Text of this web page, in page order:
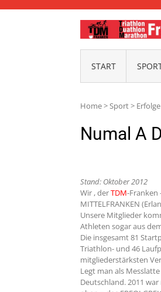
START
Home>Sport> Erfolge
Numal A
Stand: Oktober 2012
Wir , derTDM-Franken
MITTELFRANKEN
Unsere Mitglieder
Athleten sogar aus
Die insgesamt 81
Triathlon- und 46
mitgliederstärksten
Legt man als
Deutschland. 2011 war